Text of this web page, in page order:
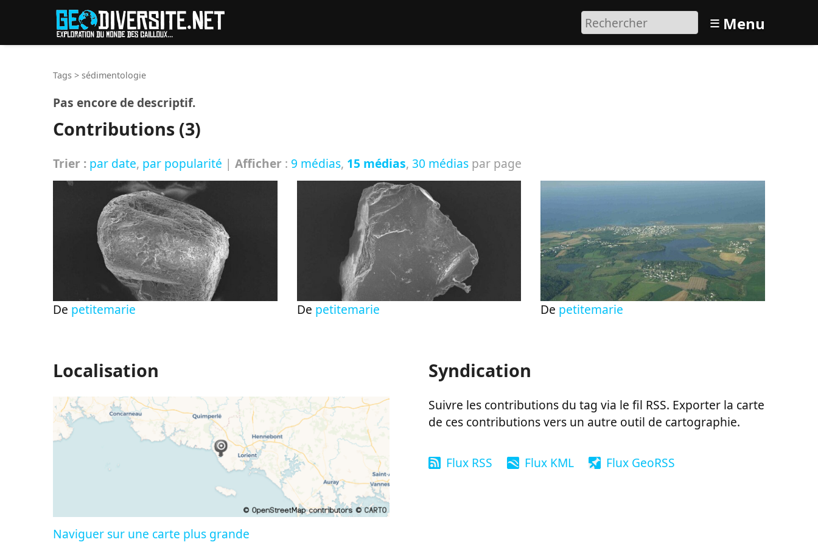
≡ Menu
Tags > sédimentologie
Pas encore de descriptif.
Contributions (3)
Trier : par date, par popularité | Afficher : 9 médias, 15 médias, 30 médias par page
De petitemarie De petitemarie De petitemarie
Localisation
Naviguer sur une carte plus grande
Syndication
Suivre les contributions du tag via le fil RSS. Exporter la carte
de ces contributions vers un autre outil de cartographie.
Flux RSS Flux KML Flux GeoRSS